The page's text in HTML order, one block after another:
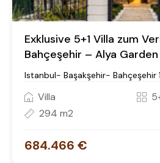
Exklusive 5+1 Villa zum
Bahçeşehir – Alya Garden
Istanbul- Başakşehir- Bahçeşehir
Villa
294 m2
684.466 €